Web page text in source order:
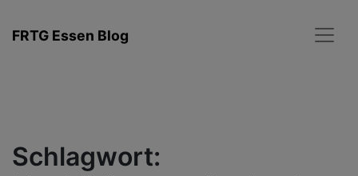
Inhalt
FRTG Essen Blog
Schlagwort: